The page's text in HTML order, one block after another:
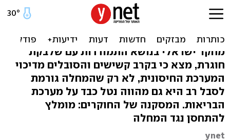
מחקר: למה מומלץ להתחסן
נגד שלבקת חוגרת
מחקר ישראלי בנושא התמודדות עם שלבקת
חוגרת, מצא כי בקרב קשישים והסובלים מדיכוי
המערכת החיסונית, לא רק שהמחלה גורמת
לסבל רב היא גם מהווה נטל כבד על מערכת
הבריאות. המסקנה של החוקרים: מומלץ
להתחסן נגד המחלה
ynet